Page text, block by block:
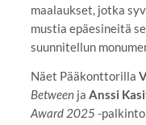
maalaukset, jotka
mustia epäesineitä
suunnitellun
Näet Pääkonttorilla
Betweenja Anssi
Award 2025 -